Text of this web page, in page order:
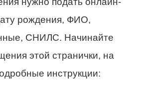
рождения, ФИО,
СНИЛС. Начинайте
этой странички, на
инструкции: